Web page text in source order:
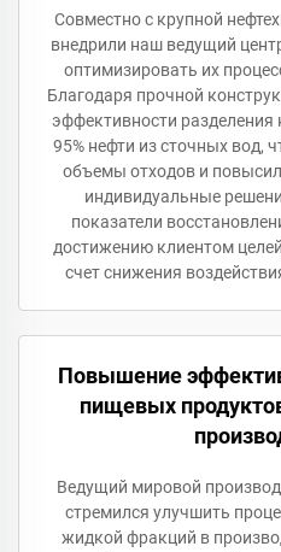
Совместно с крупной
внедрили наш ведущий
оптимизировать их
Благодаря прочной
эффективности разделения
95% нефти из сточных вод,
объемы отходов и
индивидуальные
показатели
достижению клиентом
счет снижения
Повышение
пищевых
Ведущий мировой
стремился улучшить
жидкой фракций в